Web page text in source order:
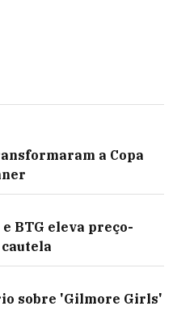
a Copa
BTG eleva preço-
sobre 'Gilmore Girls'